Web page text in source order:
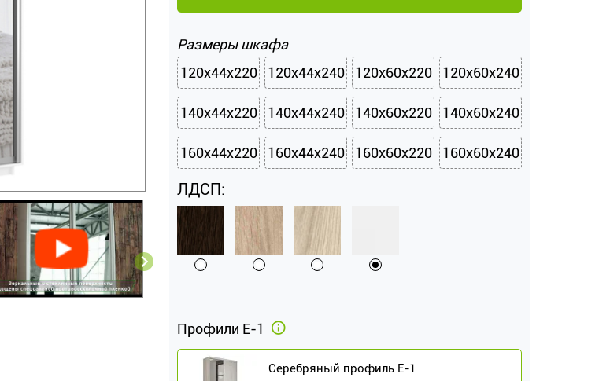
Размеры шкафа
120х44х220
120х44х240 120х60х220 120х60х240
140х44х220 140х44х240 140х60х220 140х60х240
160х44х220 160х44х240 160х60х220 160х60х240
ЛДСП:
Профили Е-1
Серебряный профиль E-1